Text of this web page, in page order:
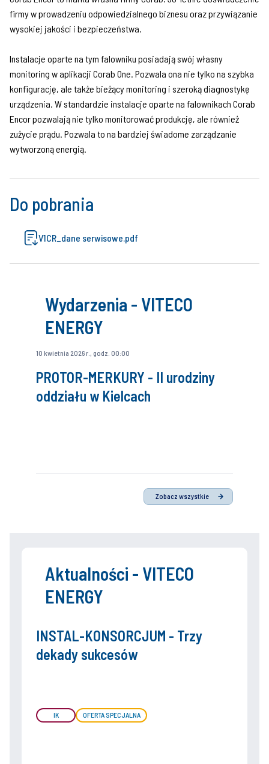
firmy w prowadzeniu odpowiedzialnego biznesu oraz przywiązanie
wysokiej jakości i bezpieczeństwa.
Instalacje oparte na tym falowniku posiadają swój własny
monitoring w aplikacji Corab One. Pozwala ona nie tylko na szybka
konfigurację, ale także bieżący monitoring i szeroką diagnostykę
urządzenia. W standardzie instalacje oparte na falownikach Corab
Encor pozwalają nie tylko monitorować produkcję, ale również
zużycie prądu. Pozwala to na bardziej świadome zarządzanie
wytworzoną energią.
Do pobrania
V1CR_dane serwisowe.pdf
Wydarzenia - VITECO
ENERGY
10 kwietnia 2026 r., godz. 00:00
PROTOR-MERKURY - II urodziny
oddziału w Kielcach
Zobacz wszystkie
Aktualności - VITECO
ENERGY
INSTAL-KONSORCJUM - Trzy
dekady sukcesów
IK OFERTA SPECJALNA